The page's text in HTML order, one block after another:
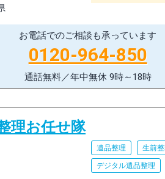
お電話でのご相談も承っています
0120-964-850
通話無料／年中無休 9時～18時
理お任せ隊
遺品整理 生前
デジタル遺品整理